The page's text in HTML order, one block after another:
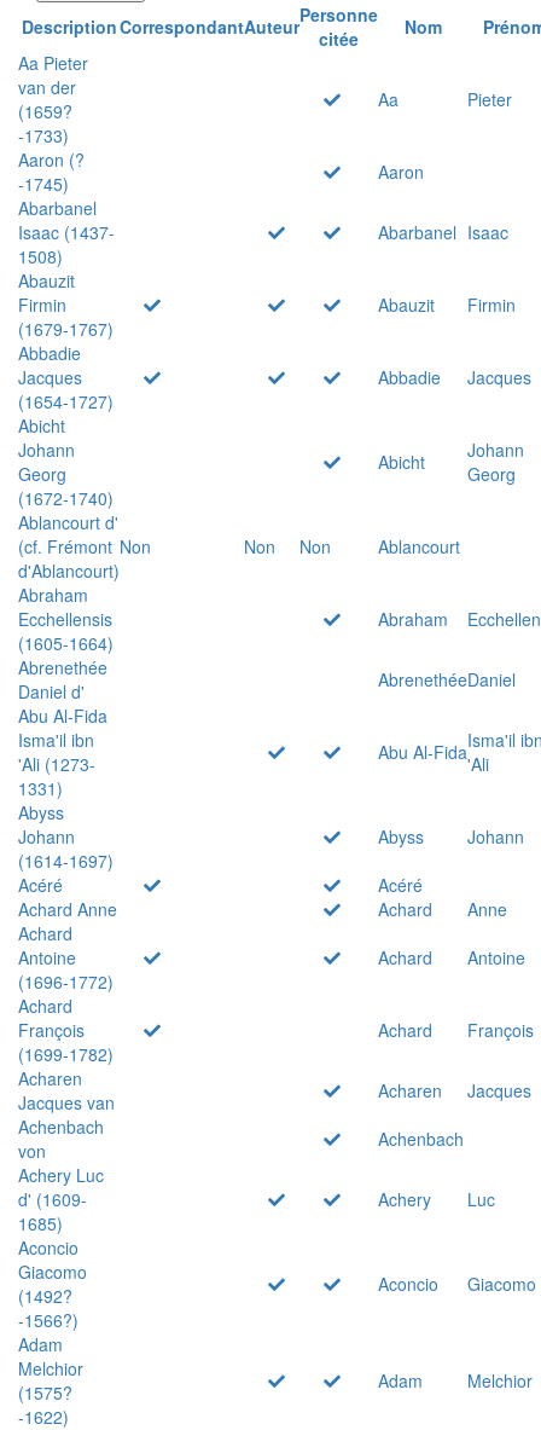
DescriptionCorrespondantAuteurPersonne
citée
Nom
Aa Pieter
van der
(1659?
-1733)
Aa Pieter
Aaron (?
-1745)
Aaron
Abarbanel
Isaac (1437-
1508)
Abarbanel Isaac
Abauzit
Firmin
(1679-1767)
Abauzit
Firmin
Abbadie
Jacques
(1654-1727)
Abbadie
Jacques
Abicht
Johann
Georg
(1672-1740)
Abicht
Johann
Georg
Ablancourt d'
(cf. Frémont
d'Ablancourt)
Non Non Non
Ablancourt
Abraham
Ecchellensis
(1605-1664)
Abraham
Abrenethée
Daniel d'
AbrenethéeDaniel
Abu Al-Fida
Isma'il ibn
'Ali (1273-
1331)
Abu Al-FidaIsma'il
'Ali
Abyss
Johann
(1614-1697)
Abyss
Johann
Acéré
Acéré
Achard Anne
Achard
Anne
Achard
Antoine
(1696-1772)
Achard
Antoine
Achard
François
(1699-1782)
Achard
François
Acharen
Jacques van
Acharen
Jacques
Achenbach
von
Achenbach
Achery Luc
d' (1609-
1685)
Achery
Luc
Aconcio
Giacomo
(1492?
-1566?)
Aconcio Giacomo
Adam
Melchior
(1575?
-1622)
Adam Melchior